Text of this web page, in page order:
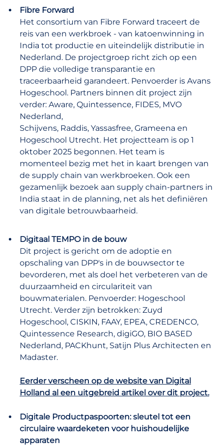
Fibre Forward
Het consortium van Fibre Forward traceert de
reis van een werkbroek - van katoenwinning in
India tot productie en uiteindelijk distributie in
Nederland. De projectgroep richt zich op een
DPP die volledige transparantie en
traceerbaarheid garandeert. Penvoerder is Avans
Hogeschool. Partners binnen dit project zijn
verder: Aware, Quintessence, FIDES, MVO
Nederland,
Schijvens, Raddis, Yassasfree, Grameena en
Hogeschool Utrecht. Het projectteam is op 1
oktober 2025 begonnen. Het team is
momenteel bezig met het in kaart brengen van
de supply chain van werkbroeken. Ook een
gezamenlijk bezoek aan supply chain-partners in
India staat in de planning, net als het definiëren
van digitale betrouwbaarheid.
Digitaal TEMPO in de bouw
Dit project is gericht om de adoptie en
opschaling van DPP's in de bouwsector te
bevorderen, met als doel het verbeteren van de
duurzaamheid en circulariteit van
bouwmaterialen. Penvoerder: Hogeschool
Utrecht. Verder zijn betrokken: Zuyd
Hogeschool, CISKIN, FAAY, EPEA, CREDENCO,
Quintessence Research, digiGO, BIO BASED
Nederland, PACKhunt, Satijn Plus Architecten en
Madaster.
Eerder verscheen op de website van Digital
Holland al een uitgebreid artikel over dit project.
Digitale Productpaspoorten: sleutel tot een
circulaire waardeketen voor huishoudelijke
apparaten